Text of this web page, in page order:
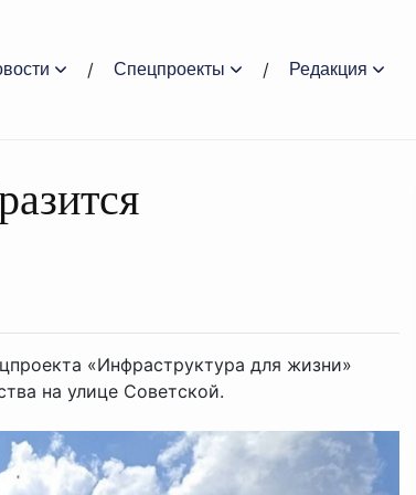
Спецпроекты Редакция
«Инфраструктура для жизни»
на улице Советской.